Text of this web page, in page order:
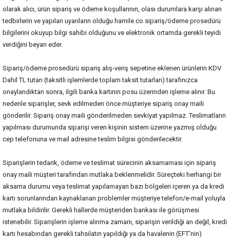
olarak alıcı, ürün sipariş ve ödeme koşullarının, olası durumlara karşı alınan
tedbirlerin ve yapılan uyarıların olduğu hamile.co sipariş/ödeme prosedürü
bilgilerini okuyup bilgi sahibi olduğunu ve elektronik ortamda gerekli teyidi
verdiğini beyan eder.
Sipariş/ödeme prosedürü sipariş alış-veriş sepetine eklenen ürünlerin KDV
Dahil TL tutarı (taksitli işlemlerde toplam taksit tutarları) tarafınızca
onaylandıktan sonra, ilgili banka kartının posu üzerinden işleme alınır. Bu
nedenle siparişler, sevk edilmeden önce müşteriye sipariş onay maili
gönderilir. Sipariş onay maili gönderilmeden sevkiyat yapılmaz. Teslimatların
yapılması durumunda siparişi veren kişinin sistem üzerine yazmış olduğu
cep telefonuna ve mail adresine teslim bilgisi gönderilecektir.
Siparişlerin tedarik, ödeme ve teslimat sürecinin aksamaması için sipariş
onay maili müşteri tarafından mutlaka beklenmelidir. Süreçteki herhangi bir
aksama durumu veya teslimat yapılamayan bazı bölgeleri içeren ya da kredi
kartı sorunlarından kaynaklanan problemler müşteriye telefon/e-mail yoluyla
mutlaka bildirilir. Gerekli hallerde müşteriden bankası ile görüşmesi
istenebilir. Siparişlerin işleme alınma zamanı, siparişin verildiği an değil, kredi
kartı hesabından gerekli tahsilatın yapıldığı ya da havalenin (EFT'nin)